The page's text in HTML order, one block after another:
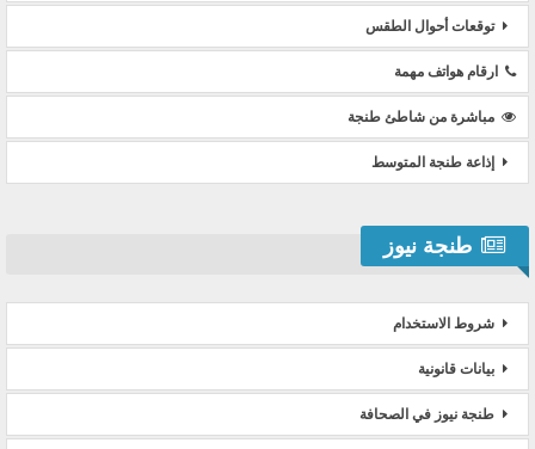
توقعات أحوال الطقس
ارقام هواتف مهمة
مباشرة من شاطئ طنجة
إذاعة طنجة المتوسط
طنجة نيوز
شروط الاستخدام
بيانات قانونية
طنجة نيوز في الصحافة